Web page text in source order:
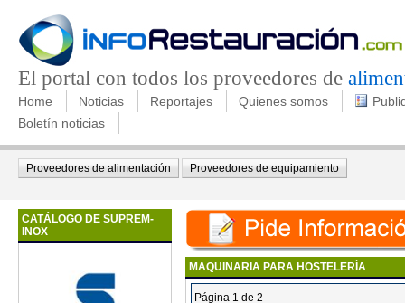
El portal con todos los proveedores de
Home Noticias Reportajes Quienes somos
Boletín noticias
Proveedores de alimentación Proveedores de equipamiento
CATÁLOGO DE SUPREM-
INOX
MAQUINARIA PARA HOSTELERÍA
Página 1 de 2